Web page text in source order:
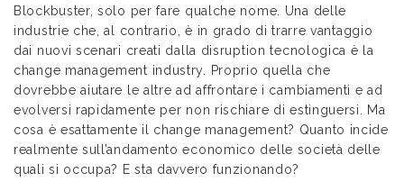
Blockbuster, solo per fare qualche nome. Una delle
industrie che, al contrario, è in grado di trarre vantaggio
dai nuovi scenari creati dalla disruption tecnologica è la
change management industry. Proprio quella che
dovrebbe aiutare le altre ad affrontare i cambiamenti e ad
evolversi rapidamente per non rischiare di estinguersi. Ma
cosa è esattamente il change management? Quanto incide
realmente sull’andamento economico delle società delle
quali si occupa? E sta davvero funzionando?